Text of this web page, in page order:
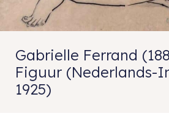
Gabrielle Ferrand
Figuur (Nederlands-
1925)